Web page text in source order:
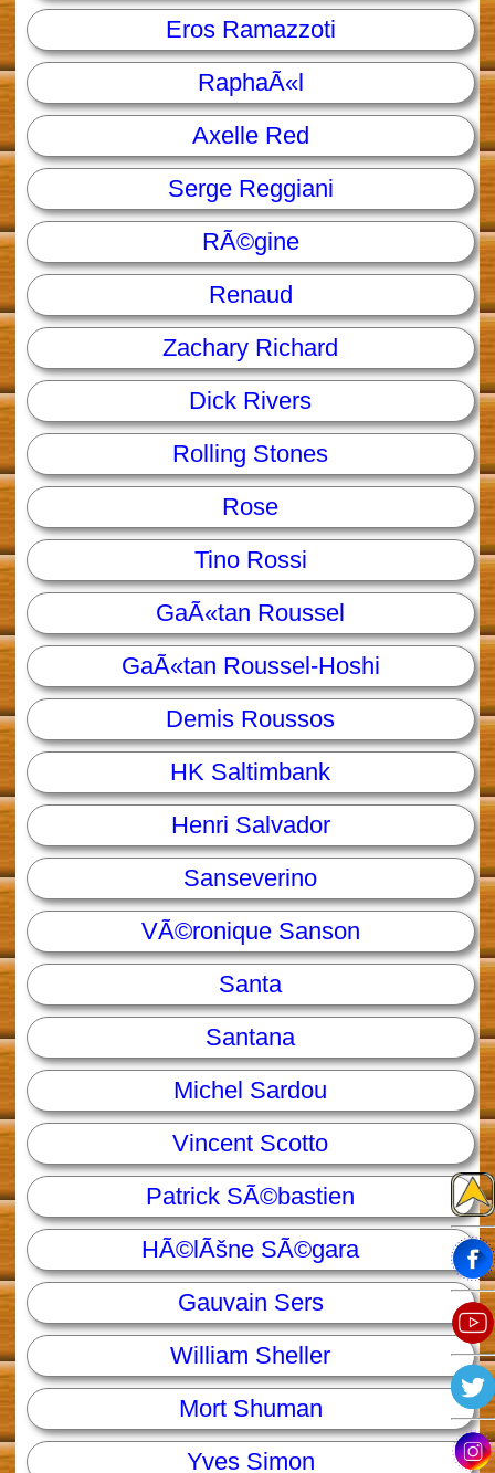
Eros Ramazzoti
RaphaÃ«l
Axelle Red
Serge Reggiani
RÃ©gine
Renaud
Zachary Richard
Dick Rivers
Rolling Stones
Rose
Tino Rossi
GaÃ«tan Roussel
GaÃ«tan Roussel-Hoshi
Demis Roussos
HK Saltimbank
Henri Salvador
Sanseverino
VÃ©ronique Sanson
Santa
Santana
Michel Sardou
Vincent Scotto
Patrick SÃ©bastien
HÃ©lÃšne SÃ©gara
Gauvain Sers
William Sheller
Mort Shuman
Yves Simon